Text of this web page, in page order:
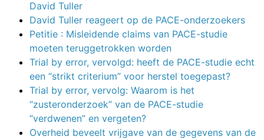
David Tuller
David Tuller reageert op de PACE-onderzoekers
Petitie : Misleidende claims van PACE-studie
moeten teruggetrokken worden
Trial by error, vervolgd: heeft de PACE-studie echt
een “strikt criterium” voor herstel toegepast?
Trial by error, vervolg: Waarom is het
“zusteronderzoek” van de PACE-studie
“verdwenen” en vergeten?
Overheid beveelt vrijgave van de gegevens van de